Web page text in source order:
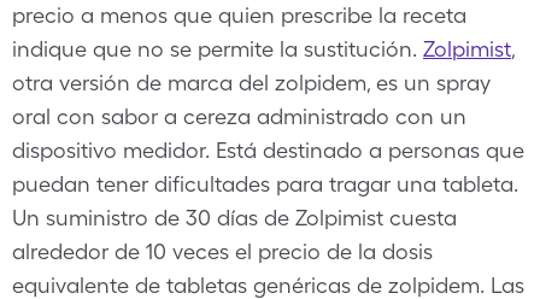
precio a menos que quien prescribe la receta
indique que no se permite la sustitución. Zolpimist,
otra versión de marca del zolpidem, es un spray
oral con sabor a cereza administrado con un
dispositivo medidor. Está destinado a personas que
puedan tener dificultades para tragar una tableta.
Un suministro de 30 días de Zolpimist cuesta
alrededor de 10 veces el precio de la dosis
equivalente de tabletas genéricas de zolpidem. Las